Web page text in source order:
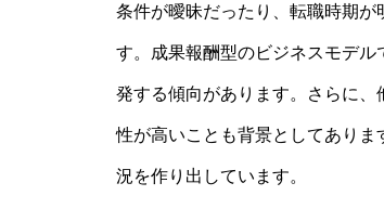
条件が曖昧だったり、転職時期
す。成果報酬型のビジネスモデ
発する傾向があります。さらに
性が高いことも背景としてあり
況を作り出しています。